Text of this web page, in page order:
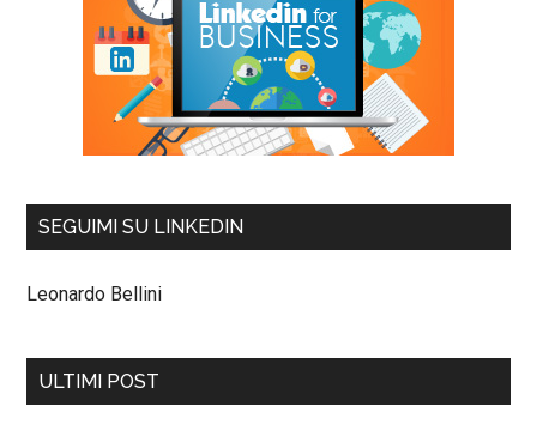
SEGUIMI SU LINKEDIN
Leonardo Bellini
ULTIMI POST